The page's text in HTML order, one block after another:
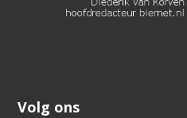
Volg ons